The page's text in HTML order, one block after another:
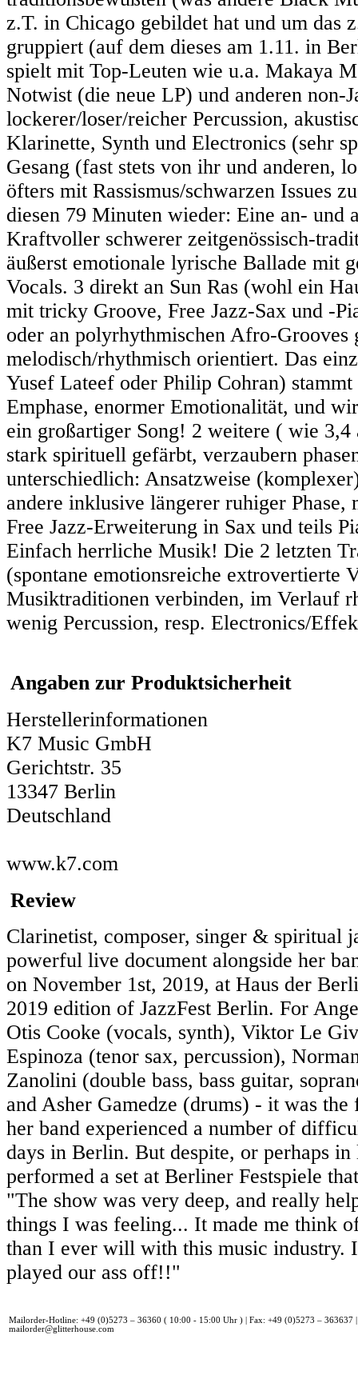
z.T. in Chicago gebildet hat und um das
gruppiert (auf dem dieses am 1.11. in
spielt mit Top-Leuten wie u.a. Makaya
Notwist (die neue LP) und anderen
lockerer/loser/reicher Percussion,
Klarinette, Synth und Electronics (sehr
Gesang (fast stets von ihr und anderen,
öfters mit Rassismus/schwarzen Issues
diesen 79 Minuten wieder: Eine an- und
Kraftvoller schwerer zeitgenössisch-
äußerst emotionale lyrische Ballade mit
Vocals. 3 direkt an Sun Ras (wohl ein
mit tricky Groove, Free Jazz-Sax und -
oder an polyrhythmischen Afro-Grooves
melodisch/rhythmisch orientiert. Das
Yusef Lateef oder Philip Cohran)
Emphase, enormer Emotionalität, und
ein großartiger Song! 2 weitere ( wie
stark spirituell gefärbt, verzaubern
unterschiedlich: Ansatzweise
andere inklusive längerer ruhiger
Free Jazz-Erweiterung in Sax und teils
Einfach herrliche Musik! Die 2 letzten
(spontane emotionsreiche extrovertierte
Musiktraditionen verbinden, im Verlauf
wenig Percussion, resp. Electronics/
Angaben zur Produktsicherheit
Herstellerinformationen
K7 Music GmbH
Gerichtstr. 35
13347 Berlin
Deutschland
www.k7.com
Review
Clarinetist, composer, singer & spiritual
powerful live document alongside her
on November 1st, 2019, at Haus der
2019 edition of JazzFest Berlin. For
Otis Cooke (vocals, synth), Viktor Le
Espinoza (tenor sax, percussion),
Zanolini (double bass, bass guitar,
and Asher Gamedze (drums) - it was
her band experienced a number of
days in Berlin. But despite, or perhaps
performed a set at Berliner Festspiele
"The show was very deep, and really
things I was feeling... It made me think
than I ever will with this music industry.
played our ass off!!"
Mailorder-Hotline: +49 (0)5273 – 36360 ( 10:00 - 15:00 Uhr ) | Fax: +49 (0)5273 – 363637
mailorder@glitterhouse.com